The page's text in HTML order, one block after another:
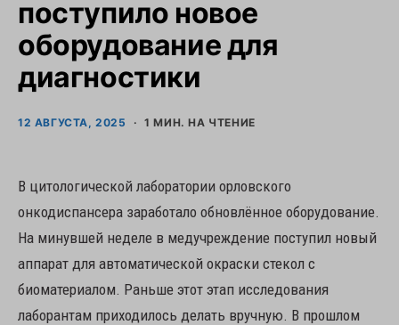
поступило новое
оборудование для
диагностики
12 АВГУСТА, 2025 1 МИН. НА ЧТЕНИЕ
В цитологической лаборатории орловского
онкодиспансера заработало обновлённое оборудование.
На минувшей неделе в медучреждение поступил новый
аппарат для автоматической окраски стекол с
биоматериалом. Раньше этот этап исследования
лаборантам приходилось делать вручную. В прошлом